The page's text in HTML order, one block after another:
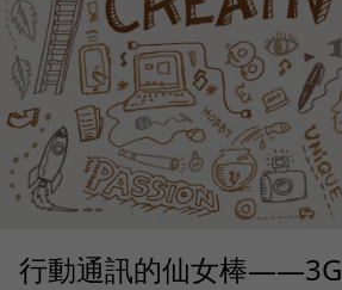
行動通訊的仙女棒——3G